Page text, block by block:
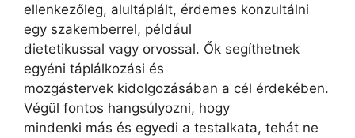
ellenkezőleg, alultáplált, érdemes konzultálni
egy szakemberrel, például
dietetikussal vagy orvossal. Ők segíthetnek
egyéni táplálkozási és
mozgástervek kidolgozásában a cél érdekében.
Végül fontos hangsúlyozni, hogy
mindenki más és egyedi a testalkata, tehát ne